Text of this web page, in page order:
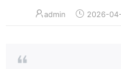
admin 2026-